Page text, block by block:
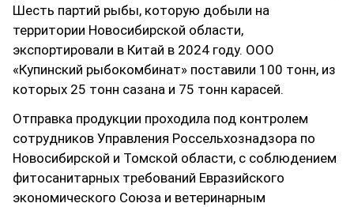
Шесть партий рыбы, которую добыли на
территории Новосибирской области,
экспортировали в Китай в 2024 году. ООО
«Купинский рыбокомбинат» поставили 100 тонн, из
которых 25 тонн сазана и 75 тонн карасей.
Отправка продукции проходила под контролем
сотрудников Управления Россельхознадзора по
Новосибирской и Томской области, с соблюдением
фитосанитарных требований Евразийского
экономического Союза и ветеринарным